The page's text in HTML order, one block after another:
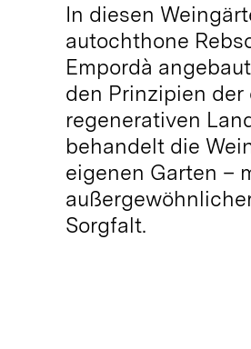
In diesen
autochthone
Empordà
den Prinzipien
regenerativen
behandelt die
eigenen Garten –
Sorgfalt.